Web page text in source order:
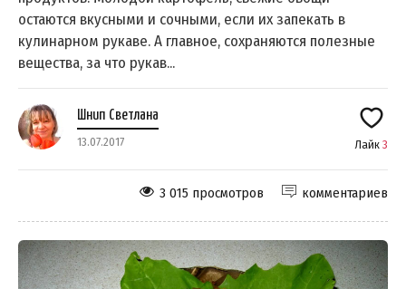
остаются вкусными и сочными, если их запекать в
кулинарном рукаве. А главное, сохраняются полезные
вещества, за что рукав...
Шнип Светлана
13.07.2017 Лайк 3
комментариев
3 015 просмотров